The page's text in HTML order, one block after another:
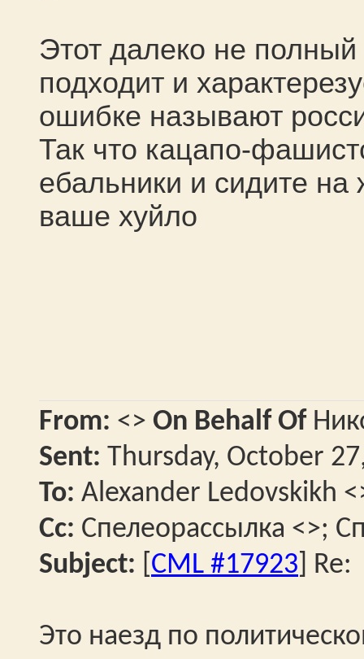
Этот далеко не
подходит и
ошибке называют
Так что кацапо-
ебальники и сидите
ваше хуйло
From: <> On Behalf Of
Sent: Thursday, October
To: Alexander Ledovskikh
Cc: Спелеорассылка <>;
Subject:
CML #17923 ] Re:
Это наезд по